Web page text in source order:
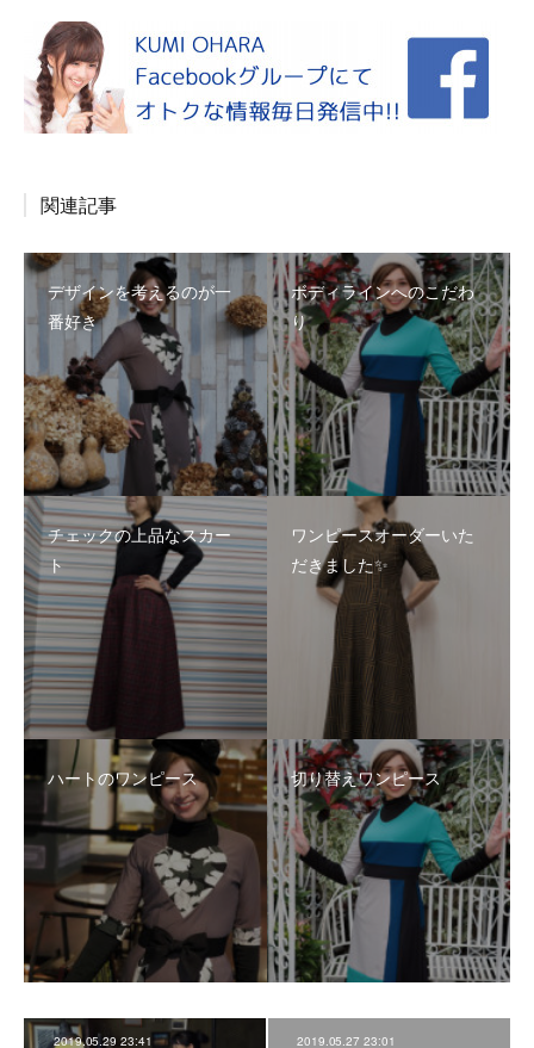
関連記事
デザインを考えるのが一
番好き
ボディラインへのこだわ
り
チェックの上品なスカー
ト
ワンピースオーダーいた
だきました✨
ハートのワンピース 切り替えワンピース
2019.05.29 23:41 2019.05.27 23:01